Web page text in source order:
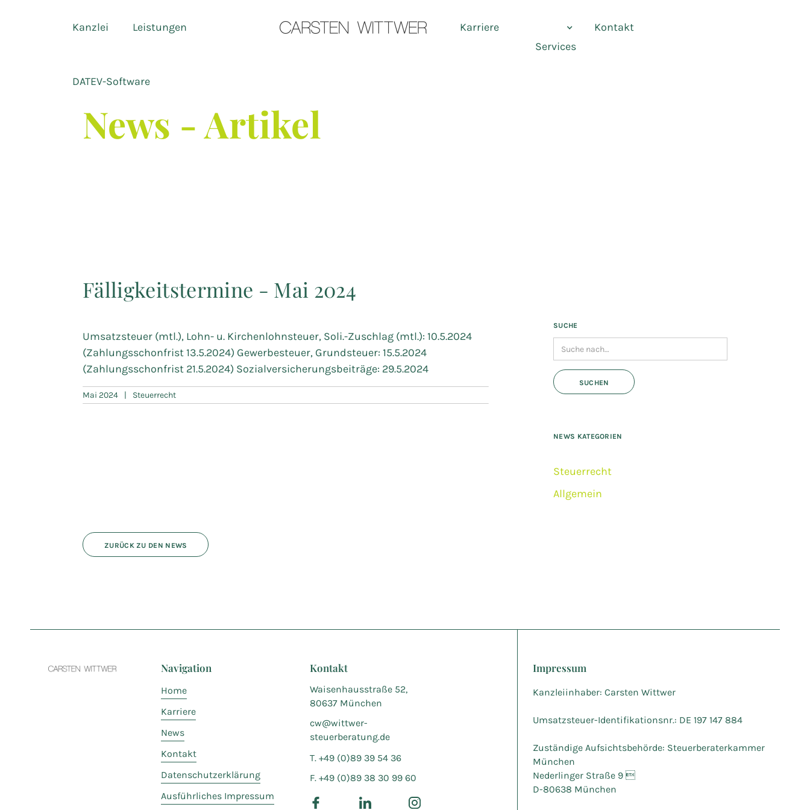
Kanzlei Leistungen
DATEV-Software
Karriere
Services
Kontakt
News - Artikel
Fälligkeitstermine - Mai 2024
Umsatzsteuer (mtl.), Lohn- u. Kirchenlohnsteuer, Soli.-Zuschlag (mtl.): 10.5.2024
(Zahlungsschonfrist 13.5.2024) Gewerbesteuer, Grundsteuer: 15.5.2024
(Zahlungsschonfrist 21.5.2024) Sozialversicherungsbeiträge: 29.5.2024
Mai 2024 | Steuerrecht
SUCHE
NEWS KATEGORIEN
Steuerrecht
Allgemein
ZURÜCK ZU DEN NEWS
Navigation
Home
Karriere
News
Kontakt
Datenschutzerklärung
Ausführliches Impressum
Kontakt
Waisenhausstraße 52,
80637 München
cw@wittwer-
steuerberatung.de
T. +49 (0)89 39 54 36
F. +49 (0)89 38 30 99 60
Impressum
Kanzleiinhaber: Carsten Wittwer
Umsatzsteuer-Identifikationsnr.: DE 197 147 884
Zuständige Aufsichtsbehörde: Steuerberaterkammer
München
Nederlinger Straße 9 
D-80638 München